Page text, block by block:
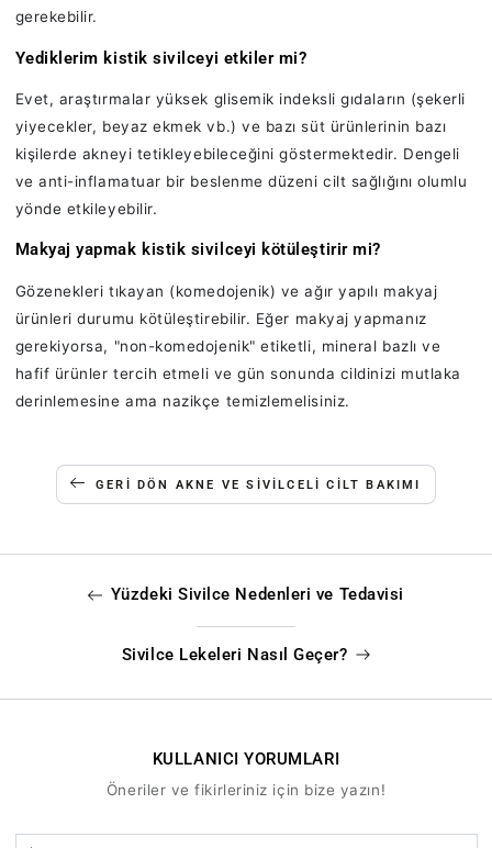
gerekebilir.
Yediklerim kistik sivilceyi etkiler mi?
Evet, araştırmalar yüksek glisemik indeksli gıdaların (şekerli
yiyecekler, beyaz ekmek vb.) ve bazı süt ürünlerinin bazı
kişilerde akneyi tetikleyebileceğini göstermektedir. Dengeli
ve anti-inflamatuar bir beslenme düzeni cilt sağlığını olumlu
yönde etkileyebilir.
Makyaj yapmak kistik sivilceyi kötüleştirir mi?
Gözenekleri tıkayan (komedojenik) ve ağır yapılı makyaj
ürünleri durumu kötüleştirebilir. Eğer makyaj yapmanız
gerekiyorsa, "non-komedojenik" etiketli, mineral bazlı ve
hafif ürünler tercih etmeli ve gün sonunda cildinizi mutlaka
derinlemesine ama nazikçe temizlemelisiniz.
GERI DÖN AKNE VE SIVILCELI CILT BAKIMI
Yüzdeki Sivilce Nedenleri ve Tedavisi
Sivilce Lekeleri Nasıl Geçer?
KULLANICI YORUMLARI
Öneriler ve fikirleriniz için bize yazın!